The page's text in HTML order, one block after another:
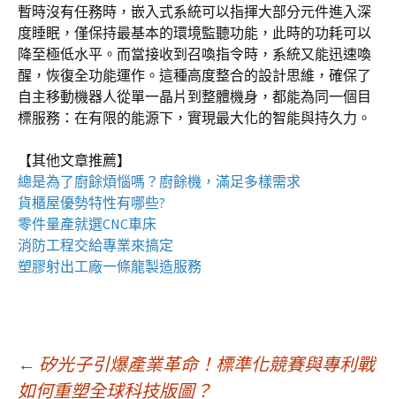
暫時沒有任務時，嵌入式系統可以指揮大部分元件進入深
度睡眠，僅保持最基本的環境監聽功能，此時的功耗可以
降至極低水平。而當接收到召喚指令時，系統又能迅速喚
醒，恢復全功能運作。這種高度整合的設計思維，確保了
自主移動機器人從單一晶片到整體機身，都能為同一個目
標服務：在有限的能源下，實現最大化的智能與持久力。
【其他文章推薦】
總是為了廚餘煩惱嗎？ 廚餘機 ，滿足多樣需求
貨櫃屋優勢特性有哪些?
零件量產就選CNC車床
消防工程交給專業來搞定
塑膠射出工廠一條龍製造服務
文
← 矽光子引爆產業革命！標準化競賽與專利戰
如何重塑全球科技版圖？